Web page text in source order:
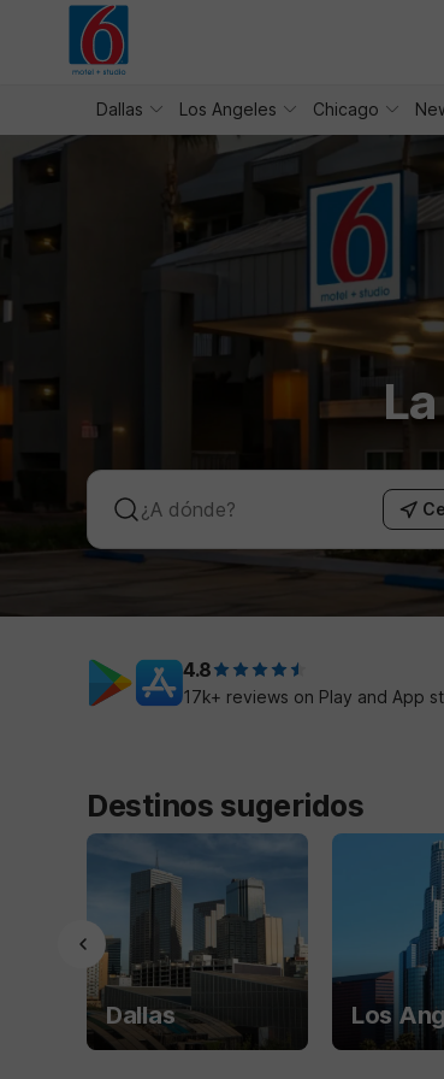
WIZARD MEMBER
Dallas
Los Angeles Chicago
4.8
17k+ reviews on Play and App
Destinos sugeridos
Dallas Los